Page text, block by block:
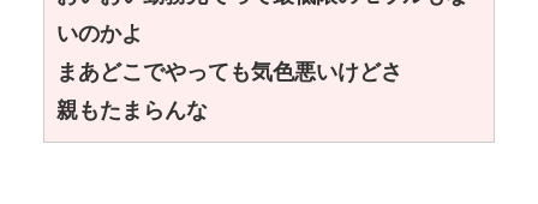
いのかよ
まあどこでやっても気色悪いけどさ
親もたまらんな